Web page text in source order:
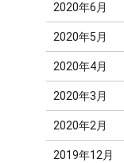
2020年6月
2020年5月
2020年4月
2020年3月
2020年2月
2019年12月